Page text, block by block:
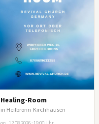
Healing-Room
in Heilbronn-Kirchhausen